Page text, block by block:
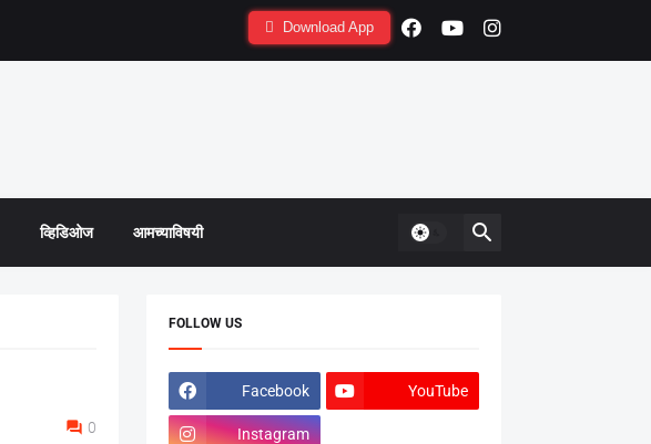
Download App
व्हिडिओज आमच्याविषयी
0
FOLLOW US
Facebook YouTube
Instagram